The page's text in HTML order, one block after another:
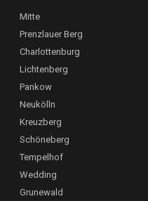
Mitte
Prenzlauer Berg
Charlottenburg
Lichtenberg
Pankow
Neukölln
Kreuzberg
Schöneberg
Tempelhof
Wedding
Grunewald